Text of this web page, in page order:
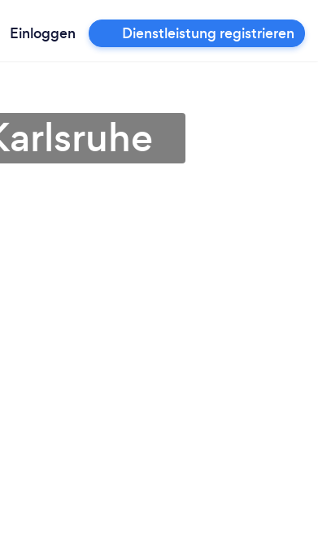
Einloggen Dienstleistung registrieren